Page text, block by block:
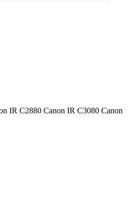
IR C2880 Canon IR C3080 Canon